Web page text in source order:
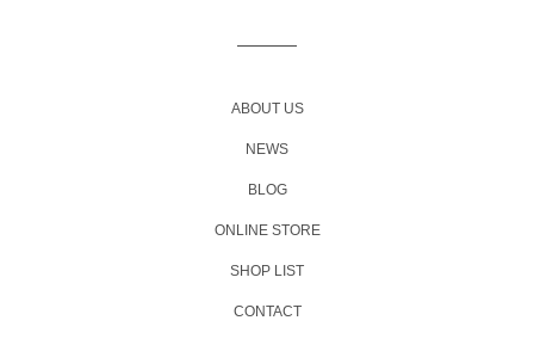
ABOUT US
NEWS
BLOG
ONLINE STORE
SHOP LIST
CONTACT